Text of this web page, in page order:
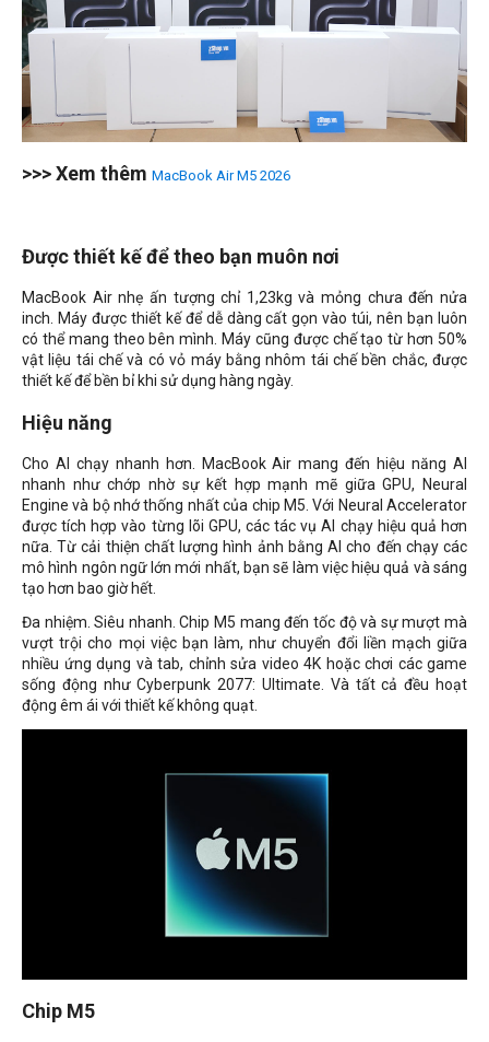
>>> Xem thêm MacBook Air M5 2026
Được thiết kế để theo bạn muôn nơi
MacBook Air nhẹ ấn tượng chỉ 1,23kg và mỏng chưa đến nửa
inch. Máy được thiết kế để dễ dàng cất gọn vào túi, nên bạn luôn
có thể mang theo bên mình. Máy cũng được chế tạo từ hơn 50%
vật liệu tái chế và có vỏ máy bằng nhôm tái chế bền chắc, được
thiết kế để bền bỉ khi sử dụng hàng ngày.
Hiệu năng
Cho AI chạy nhanh hơn. MacBook Air mang đến hiệu năng AI
nhanh như chớp nhờ sự kết hợp mạnh mẽ giữa GPU, Neural
Engine và bộ nhớ thống nhất của chip M5. Với Neural Accelerator
được tích hợp vào từng lõi GPU, các tác vụ AI chạy hiệu quả hơn
nữa. Từ cải thiện chất lượng hình ảnh bằng AI cho đến chạy các
mô hình ngôn ngữ lớn mới nhất, bạn sẽ làm việc hiệu quả và sáng
tạo hơn bao giờ hết.
Đa nhiệm. Siêu nhanh. Chip M5 mang đến tốc độ và sự mượt mà
vượt trội cho mọi việc bạn làm, như chuyển đổi liền mạch giữa
nhiều ứng dụng và tab, chỉnh sửa video 4K hoặc chơi các game
sống động như Cyberpunk 2077: Ultimate. Và tất cả đều hoạt
động êm ái với thiết kế không quạt.
Chip M5